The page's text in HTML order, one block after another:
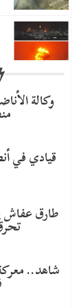
وكالة
قيادي في
طارق عفاش
شاهد..